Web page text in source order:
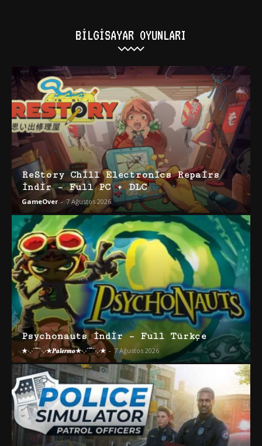
BILGISAYAR OYUNLARI
ReStory Chill Electronics Repairs
İndir – Full PC + DLC
GameOver - 7 Ağustos 2026
Psychonauts İndir – Full Türkçe
★·.·´¯`·.·★𝑷𝒂𝒍𝒆𝒓𝒎𝒐★·.·´¯`·.·★ - 7 Ağustos 2026